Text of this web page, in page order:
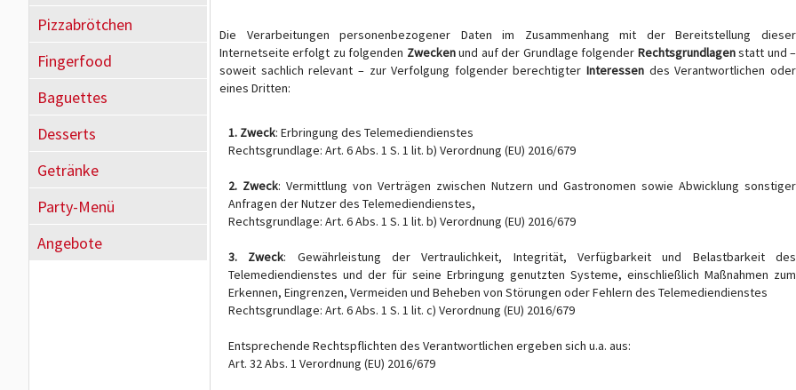
Pizzabrötchen
Fingerfood
Baguettes
Desserts
Getränke
Party-Menü
Angebote
Die Verarbeitungen personenbezogener Daten im Zusammenhang mit der Bereitstellung dieser
Internetseite erfolgt zu folgenden Zweckenund auf der Grundlage folgender Rechtsgrundlagenstatt und –
soweit sachlich relevant – zur Verfolgung folgender berechtigterInteressen des Verantwortlichen oder
eines Dritten:
1. Zweck: Erbringung des Telemediendienstes
Rechtsgrundlage: Art. 6 Abs. 1 S. 1 lit. b) Verordnung (EU) 2016/679
2. Zweck: Vermittlung von Verträgen zwischen Nutzern und Gastronomen sowie Abwicklung sonstiger
Anfragen der Nutzer des Telemediendienstes,
Rechtsgrundlage: Art. 6 Abs. 1 S. 1 lit. b) Verordnung (EU) 2016/679
3. Zweck: Gewährleistung der Vertraulichkeit, Integrität, Verfügbarkeit und Belastbarkeit des
Telemediendienstes und der für seine Erbringung genutzten Systeme, einschließlich Maßnahmen zum
Erkennen, Eingrenzen, Vermeiden und Beheben von Störungen oder Fehlern des Telemediendienstes
Rechtsgrundlage: Art. 6 Abs. 1 S. 1 lit. c) Verordnung (EU) 2016/679
Entsprechende Rechtspflichten des Verantwortlichen ergeben sich u.a. aus:
Art. 32 Abs. 1 Verordnung (EU) 2016/679